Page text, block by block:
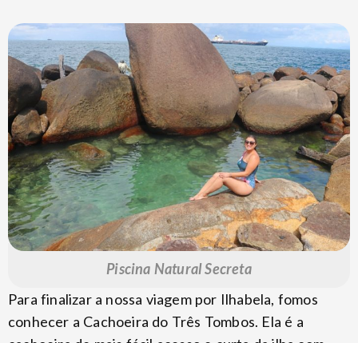
Piscina Natural Secreta
Para finalizar a nossa viagem por Ilhabela, fomos
conhecer a Cachoeira do Três Tombos. Ela é a